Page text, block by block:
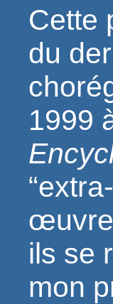
Cette
du
1999
ils se
mon